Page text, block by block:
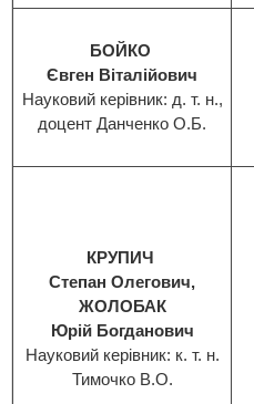
БОЙКО
Євген Віталійович
Науковий керівник: д. т. н.,
доцент Данченко О.Б.
КРУПИЧ
Степан Олегович,
ЖОЛОБАК
Юрій Богданович
Науковий керівник: к. т. н.
Тимочко В.О.